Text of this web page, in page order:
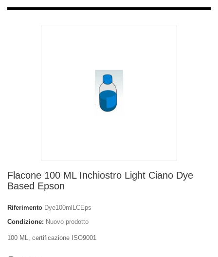
Flacone 100 ML Inchiostro Light Ciano Dye
Based Epson
Riferimento Dye100mlLCEps
Condizione: Nuovo prodotto
100 ML, certificazione ISO9001